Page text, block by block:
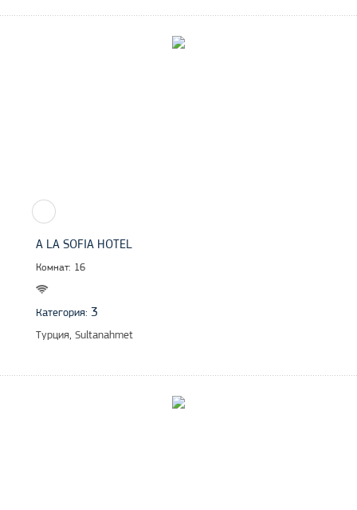
A LA SOFIA HOTEL
Комнат: 16
Категория: 3
Турция, Sultanahmet